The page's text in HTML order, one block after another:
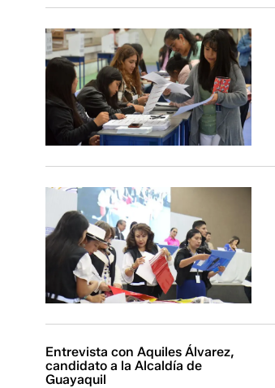
Entrevista con Aquiles Álvarez,
candidato a la Alcaldía de
Guayaquil